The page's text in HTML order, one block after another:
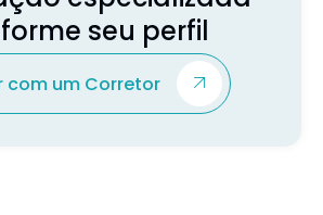
seu perfil
com um Corretor